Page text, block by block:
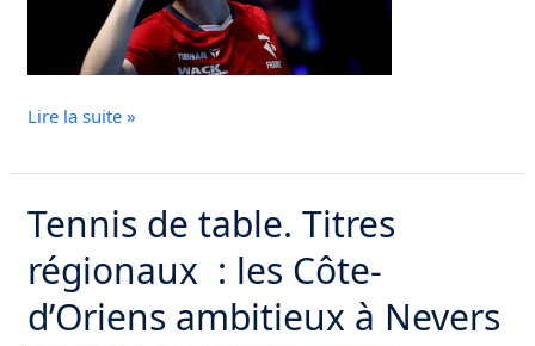
à
son
Lire la suite »
Tennis de table. Titres
régionaux : les Côte-
d’Oriens ambitieux à Nevers
Tennis
de
table.
Titres
régionaux